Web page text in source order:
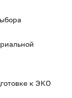
к ЭКО